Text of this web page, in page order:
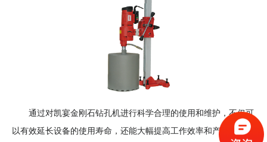
通过对凯宴金刚石钻孔机进行科学合理的使用和维护，不仅可
以有效延长设备的使用寿命，还能大幅提高工作效率和产品质量，